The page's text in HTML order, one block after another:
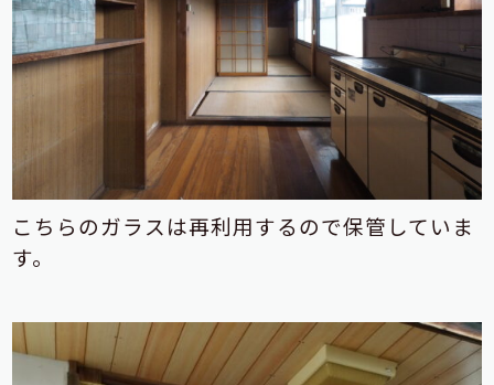
こちらのガラスは再利用するので保管していま
す。